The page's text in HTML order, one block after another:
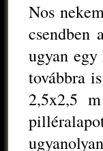
Nos
csendben
ugyan
továbbra
2,5x2,5